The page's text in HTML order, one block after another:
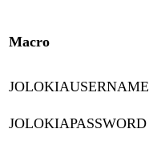
Macro
JOLOKIAUSERNAME
JOLOKIAPASSWORD